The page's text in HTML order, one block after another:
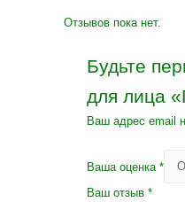
Отзывов пока нет.
Будьте
для лица
Ваш адрес email
Ваша оценка *
Ваш отзыв *